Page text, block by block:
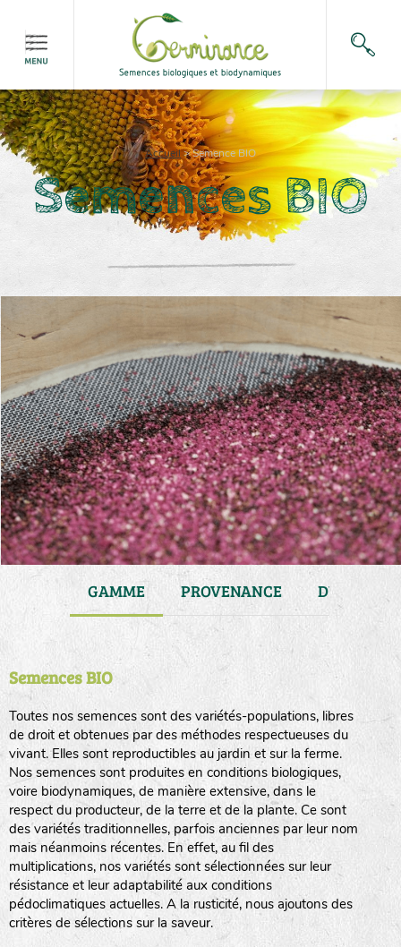
Accueil>Semence BIO
Semences BIO
GAMME PROVENANCE DURÉE DE
Semences BIO
Toutes nos semences sont des variétés-populations, libres
de droit et obtenues par des méthodes respectueuses du
vivant. Elles sont reproductibles au jardin et sur la ferme.
Nos semences sont produites en conditions biologiques,
voire biodynamiques, de manière extensive, dans le
respect du producteur, de la terre et de la plante. Ce sont
des variétés traditionnelles, parfois anciennes par leur nom
mais néanmoins récentes. En effet, au fil des
multiplications, nos variétés sont sélectionnées sur leur
résistance et leur adaptabilité aux conditions
pédoclimatiques actuelles. A la rusticité, nous ajoutons des
critères de sélections sur la saveur.
haies
zone sauvage